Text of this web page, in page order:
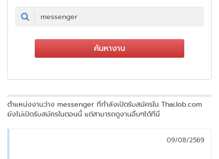
ค้นหางาน
ตำแหน่งงานว่าง messenger ที่กำลังเปิดรับสมัครใน ThaiJob.com
ยังไม่เปิดรับสมัครในตอนนี้ แต่สามารถดูงานอื่นๆได้ที่นี่
09/08/2569